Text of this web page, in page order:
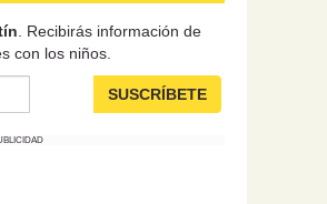
. Recibirás información de
con los niños.
SUSCRÍBETE